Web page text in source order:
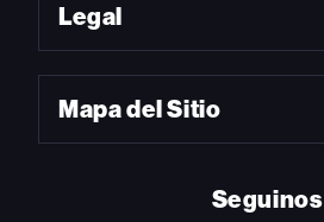
Legal
Mapa del Sitio
Seguinos